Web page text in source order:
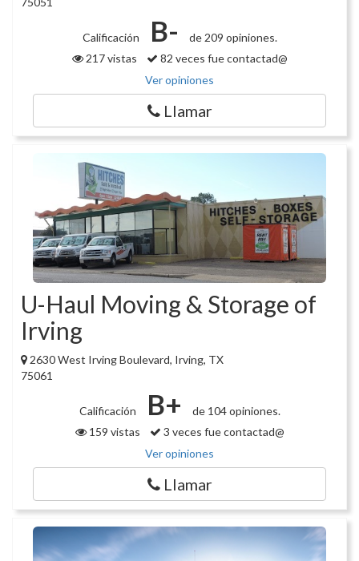
Calificación B-
de 209 opiniones.
217 vistas
82 veces fue contactad@
Ver opiniones
Llamar
U-Haul Moving & Storage of
Irving
2630 West Irving Boulevard, Irving, TX
75061
Calificación B+
de 104 opiniones.
159 vistas
3 veces fue contactad@
Ver opiniones
Llamar